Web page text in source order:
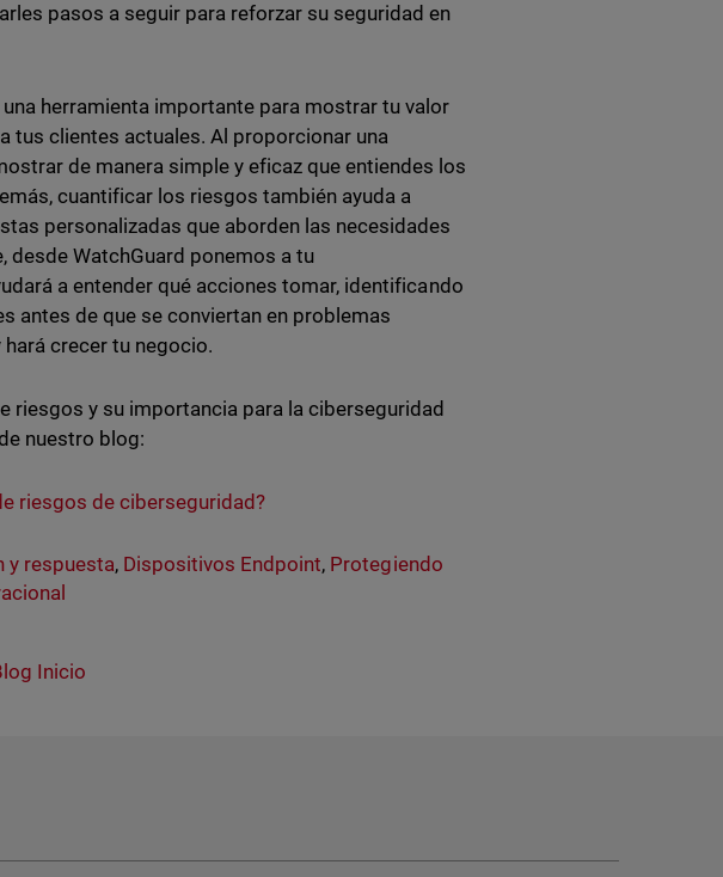
pasos a seguir para reforzar su seguridad en
herramienta importante para mostrar tu valor
tus clientes actuales. Al proporcionar una
de manera simple y eficaz que entiendes los
cuantificar los riesgos también ayuda a
personalizadas que aborden las necesidades
desde WatchGuard ponemos a tu
a entender qué acciones tomar, identificando
antes de que se conviertan en problemas
crecer tu negocio.
riesgos y su importancia para la ciberseguridad
nuestro blog:
riesgos de ciberseguridad?
y respuesta, Dispositivos Endpoint, Protegiendo
Inicio